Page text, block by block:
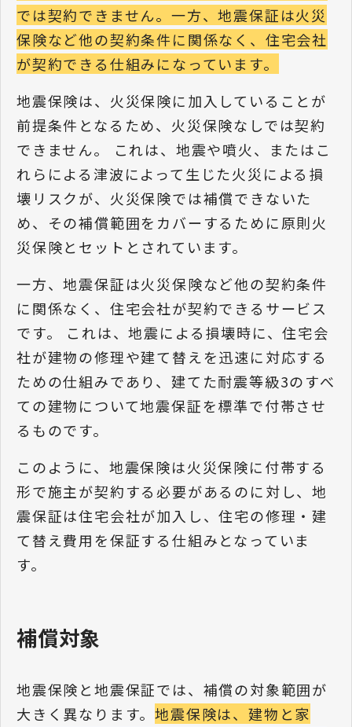
では契約できません。一方、地震保証は火災
保険など他の契約条件に関係なく、住宅会社
が契約できる仕組みになっています。
地震保険は、火災保険に加入していることが
前提条件となるため、火災保険なしでは契約
できません。 これは、地震や噴火、またはこ
れらによる津波によって生じた火災による損
壊リスクが、火災保険では補償できないた
め、その補償範囲をカバーするために原則火
災保険とセットとされています。
一方、地震保証は火災保険など他の契約条件
に関係なく、住宅会社が契約できるサービス
です。 これは、地震による損壊時に、住宅会
社が建物の修理や建て替えを迅速に対応する
ための仕組みであり、建てた耐震等級3のすべ
ての建物について地震保証を標準で付帯させ
るものです。
このように、地震保険は火災保険に付帯する
形で施主が契約する必要があるのに対し、地
震保証は住宅会社が加入し、住宅の修理・建
て替え費用を保証する仕組みとなっていま
す。
補償対象
地震保険と地震保証では、補償の対象範囲が
大きく異なります。地震保険は、建物と家